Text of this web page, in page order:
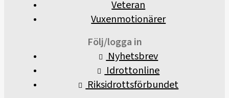
Veteran
Vuxenmotionärer
Följ/logga in
Nyhetsbrev
Idrottonline
Riksidrottsförbundet